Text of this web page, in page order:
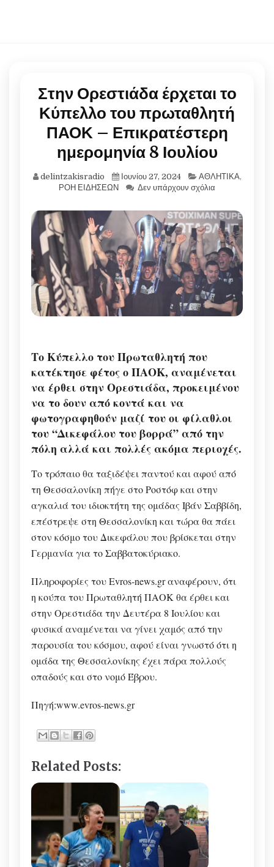
Στην Ορεστιάδα έρχεται το
Κύπελλο του πρωταθλητή
ΠΑΟΚ – Επικρατέστερη
ημερομηνία 8 Ιουλίου
delintzakisradio Ιουνίου 27, 2024 ΑΘΛΗΤΙΚΑ,
ΡΟΗ ΕΙΔΗΣΕΩΝ
Δεν υπάρχουν σχόλια
Το Κύπελλο του Πρωταθλητή που
κατέκτησε φέτος ο ΠΑΟΚ, αναμένεται
να έρθει στην Ορεστιάδα, προκειμένου
να το δουν από κοντά και να
φωτογραφηθούν μαζί του οι φίλαθλοι
του “Δικεφάλου του βορρά” από την
πόλη αλλά και πολλές ακόμα περιοχές.
Το τρόπαιο θα ταξιδέψει παντού και αφού από
τη Θεσσαλονίκη πήγε στο Ροστόφ και στην
αγκαλιά του ιδιοκτήτη της ομάδας Ιβάν Σαββίδη,
επέστρεψε στη Θεσσαλονίκη και τώρα θα πάει
στον κόσμο του Δικεφάλου που βρίσκεται στην
Γερμανία για το Σαββατοκύριακο.
Πληροφορίες του Evros-news.gr αναφέρουν, ότι
η κούπα του Πρωταθλητή ΠΑΟΚ θα έρθει και
στην Ορεστιάδα την Δευτέρα 8 Ιουλίου και
φυσικά αναμένεται να γίνει χαμός από την
παρουσία του κόσμου, αφού είναι γνωστό ότι η
ομάδα της Θεσσαλονίκης έχει πάρα πολλούς
οπαδούς και στο νομό Έβρου.
Πηγή:www.evros-news.gr
Related Posts: